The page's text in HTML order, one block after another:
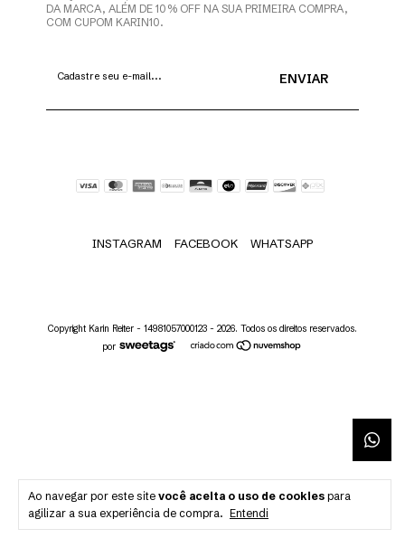
Ao navegar por este site você aceita o uso de cookies para
agilizar a sua experiência de compra. Entendi
DA MARCA, ALÉM DE 10% OFF NA SUA PRIMEIRA COMPRA,
COM CUPOM KARIN10.
INSTAGRAM FACEBOOK WHATSAPP
Copyright Karin Reiter - 14981057000123 - 2026. Todos os direitos reservados.
por